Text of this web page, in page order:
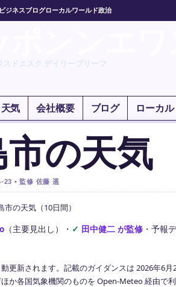
ビジネスブログローカルワールド政治
ドエスク デイリーブリーフ
天気 会社概要 ブログ ローカル
の天気
23 • 監修 佐藤 遥
市の天気（10日間）
（主要見出し） ・ 田中健二 が監修 ・ 予報
更新されます。記載のガイダンスは 2026年6
か各国気象機関のものを Open-Meteo 経由で